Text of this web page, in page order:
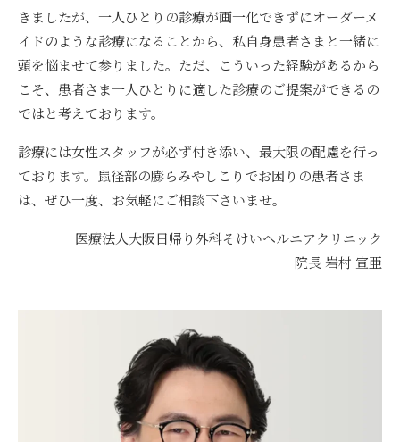
きましたが、一人ひとりの診療が画一化できずにオーダーメ
イドのような診療になることから、私自身患者さまと一緒に
頭を悩ませて参りました。ただ、こういった経験があるから
こそ、患者さま一人ひとりに適した診療のご提案ができるの
ではと考えております。
診療には女性スタッフが必ず付き添い、最大限の配慮を行っ
ております。鼠径部の膨らみやしこりでお困りの患者さま
は、ぜひ一度、お気軽にご相談下さいませ。
医療法人大阪日帰り外科そけいヘルニアクリニック
院長 岩村 宣亜